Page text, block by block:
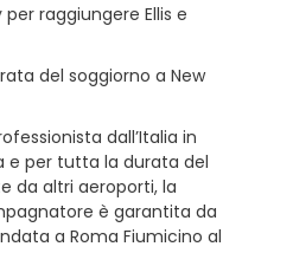
raggiungere Ellis e
del soggiorno a New
dall’Italia in
e per tutta la durata del
da altri aeroporti, la
è garantita da
a Roma Fiumicino al